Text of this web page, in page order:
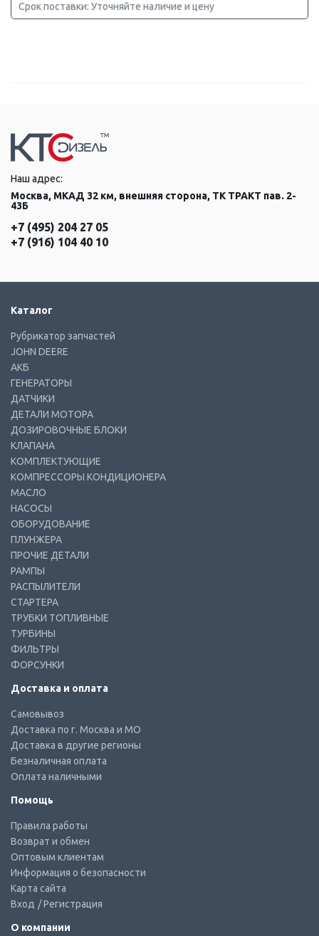
Срок поставки: Уточняйте наличие и цену
Наш адрес:
Москва, МКАД 32 км, внешняя сторона, ТК ТРАКТ пав. 2-
43Б
+7 (495) 204 27 05
+7 (916) 104 40 10
Каталог
Рубрикатор запчастей
JOHN DEERE
АКБ
ГЕНЕРАТОРЫ
ДАТЧИКИ
ДЕТАЛИ МОТОРА
ДОЗИРОВОЧНЫЕ БЛОКИ
КЛАПАНА
КОМПЛЕКТУЮЩИЕ
КОМПРЕССОРЫ КОНДИЦИОНЕРА
МАСЛО
НАСОСЫ
ОБОРУДОВАНИЕ
ПЛУНЖЕРА
ПРОЧИЕ ДЕТАЛИ
РАМПЫ
РАСПЫЛИТЕЛИ
СТАРТЕРА
ТРУБКИ ТОПЛИВНЫЕ
ТУРБИНЫ
ФИЛЬТРЫ
ФОРСУНКИ
Доставка и оплата
Самовывоз
Доставка по г. Москва и МО
Доставка в другие регионы
Безналичная оплата
Оплата наличными
Помощь
Правила работы
Возврат и обмен
Оптовым клиентам
Информация о безопасности
Карта сайта
Вход / Регистрация
О компании